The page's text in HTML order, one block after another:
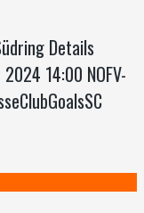
Details
14:00 NOFV-